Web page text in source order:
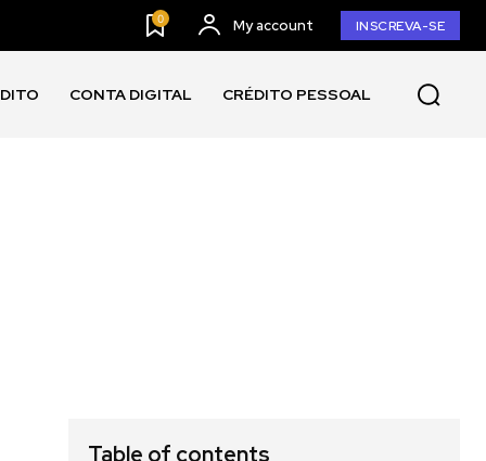
0 My account INSCREVA-SE
CONTA DIGITAL CRÉDITO PESSOAL
Table of contents